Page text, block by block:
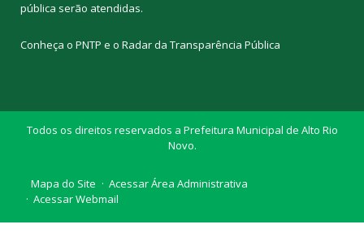
pública serão atendidas.
Conheça o PNTP e o Radar da Transparência Pública
Todos os direitos reservados a Prefeitura Municipal de Alto Rio
Novo.
Mapa do Site
Acessar Área Administrativa
Acessar Webmail